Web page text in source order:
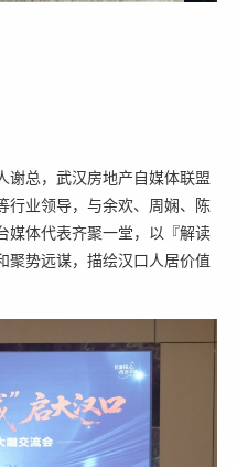
谢总，武汉房地产自媒体联盟
行业领导，与余欢、周娴、陈
媒体代表齐聚一堂，以『解读
聚势远谋，描绘汉口人居价值